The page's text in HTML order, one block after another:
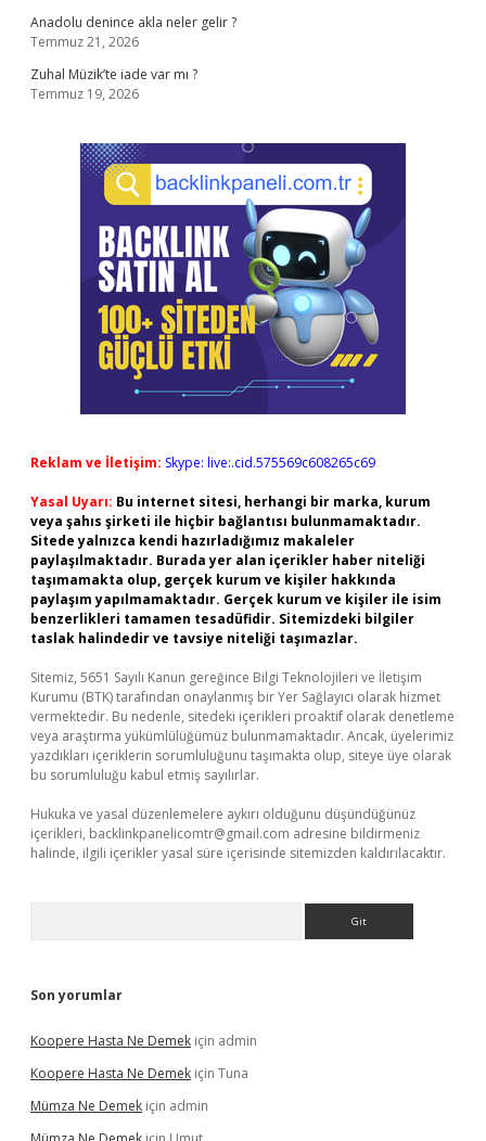
Anadolu denince akla neler gelir ?
Temmuz 21, 2026
Zuhal Müzik’te iade var mı ?
Temmuz 19, 2026
Reklam ve İletişim: Skype: live:.cid.575569c608265c69
Yasal Uyarı: Bu internet sitesi, herhangi bir marka, kurum
veya şahıs şirketi ile hiçbir bağlantısı bulunmamaktadır.
Sitede yalnızca kendi hazırladığımız makaleler
paylaşılmaktadır. Burada yer alan içerikler haber niteliği
taşımamakta olup, gerçek kurum ve kişiler hakkında
paylaşım yapılmamaktadır. Gerçek kurum ve kişiler ile isim
benzerlikleri tamamen tesadüfidir. Sitemizdeki bilgiler
taslak halindedir ve tavsiye niteliği taşımazlar.
Sitemiz, 5651 Sayılı Kanun gereğince Bilgi Teknolojileri ve İletişim
Kurumu (BTK) tarafından onaylanmış bir Yer Sağlayıcı olarak hizmet
vermektedir. Bu nedenle, sitedeki içerikleri proaktif olarak denetleme
veya araştırma yükümlülüğümüz bulunmamaktadır. Ancak, üyelerimiz
yazdıkları içeriklerin sorumluluğunu taşımakta olup, siteye üye olarak
bu sorumluluğu kabul etmiş sayılırlar.
Hukuka ve yasal düzenlemelere aykırı olduğunu düşündüğünüz
içerikleri, backlinkpanelicomtr@gmail.com adresine bildirmeniz
halinde, ilgili içerikler yasal süre içerisinde sitemizden kaldırılacaktır.
Son yorumlar
Koopere Hasta Ne Demek için admin
Koopere Hasta Ne Demek için Tuna
Mümza Ne Demek için admin